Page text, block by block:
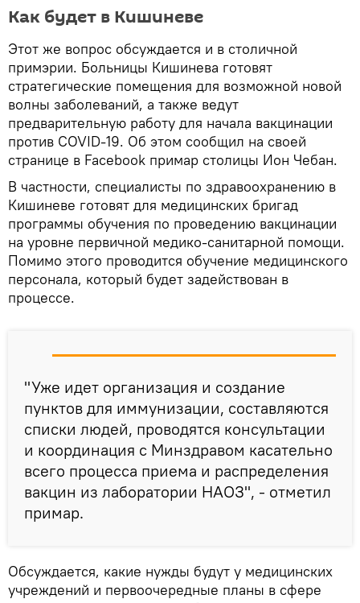
Как будет в Кишиневе
Этот же вопрос обсуждается и в столичной
примэрии. Больницы Кишинева готовят
стратегические помещения для возможной новой
волны заболеваний, а также ведут
предварительную работу для начала вакцинации
против COVID-19. Об этом сообщил на своей
странице в Facebook примар столицы Ион Чебан.
В частности, специалисты по здравоохранению в
Кишиневе готовят для медицинских бригад
программы обучения по проведению вакцинации
на уровне первичной медико-санитарной помощи.
Помимо этого проводится обучение медицинского
персонала, который будет задействован в
процессе.
"Уже идет организация и создание
пунктов для иммунизации, составляются
списки людей, проводятся консультации
и координация с Минздравом касательно
всего процесса приема и распределения
вакцин из лаборатории НАОЗ", - отметил
примар.
Обсуждается, какие нужды будут у медицинских
учреждений и первоочередные планы в сфере